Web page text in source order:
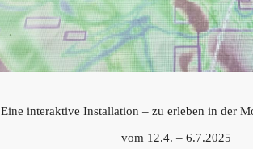
Eine interaktive Installation – zu erleben in der
vom 12.4. – 6.7.2025